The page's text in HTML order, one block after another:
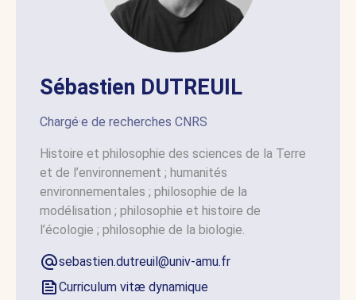
Sébastien DUTREUIL
Chargé·e de recherches CNRS
Histoire et philosophie des sciences de la Terre
et de l’environnement ; humanités
environnementales ; philosophie de la
modélisation ; philosophie et histoire de
l’écologie ; philosophie de la biologie.
sebastien.dutreuil@univ-amu.fr
Curriculum vitæ dynamique